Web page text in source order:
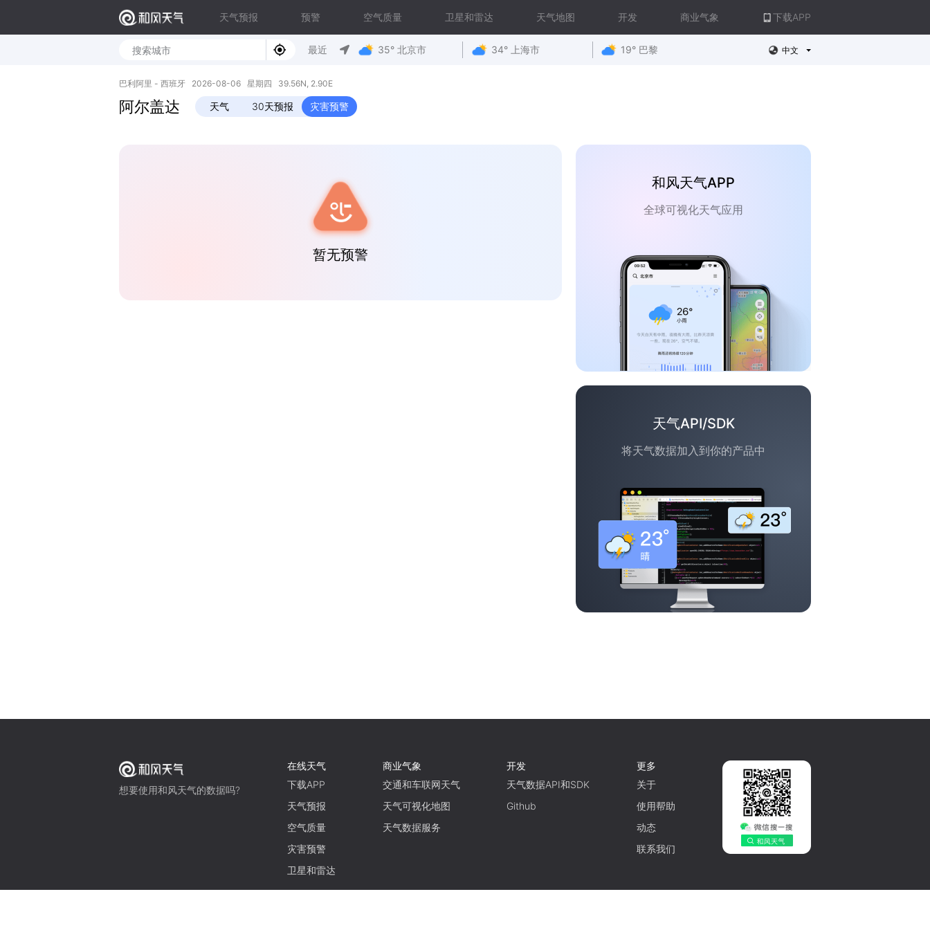
天气预报 预警 空气质量 卫星和雷达 天气地图 开发 商业气象 下载APP
最近 35° 北京市 34° 上海市 19° 巴黎 中文
巴利阿里 - 西班牙 2026-08-06 星期四 39.56N, 2.90E
阿尔盖达 天气 30天预报 灾害预警
暂无预警
和风天气APP
全球可视化天气应用
天气API/SDK
将天气数据加入到你的产品中
想要使用和风天气的数据吗?
在线天气
下载APP
天气预报
空气质量
灾害预警
卫星和雷达
商业气象
交通和车联网天气
天气可视化地图
天气数据服务
开发
天气数据API和SDK
Github
更多
关于
使用帮助
动态
联系我们